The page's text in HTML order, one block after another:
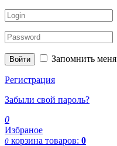
Войти Запомнить меня
Регистрация
Забыли свой пароль?
0
Избраное
0 корзина товаров: 0